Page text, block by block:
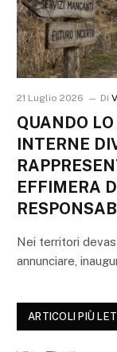
21 Luglio 2026 Di
QUANDO
INTERNE
EFFIMERA
Nei territori
annunciare,
ARTICOLI PIÙ